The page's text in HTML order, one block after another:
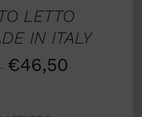
LETTO
IN ITALY
€46,50